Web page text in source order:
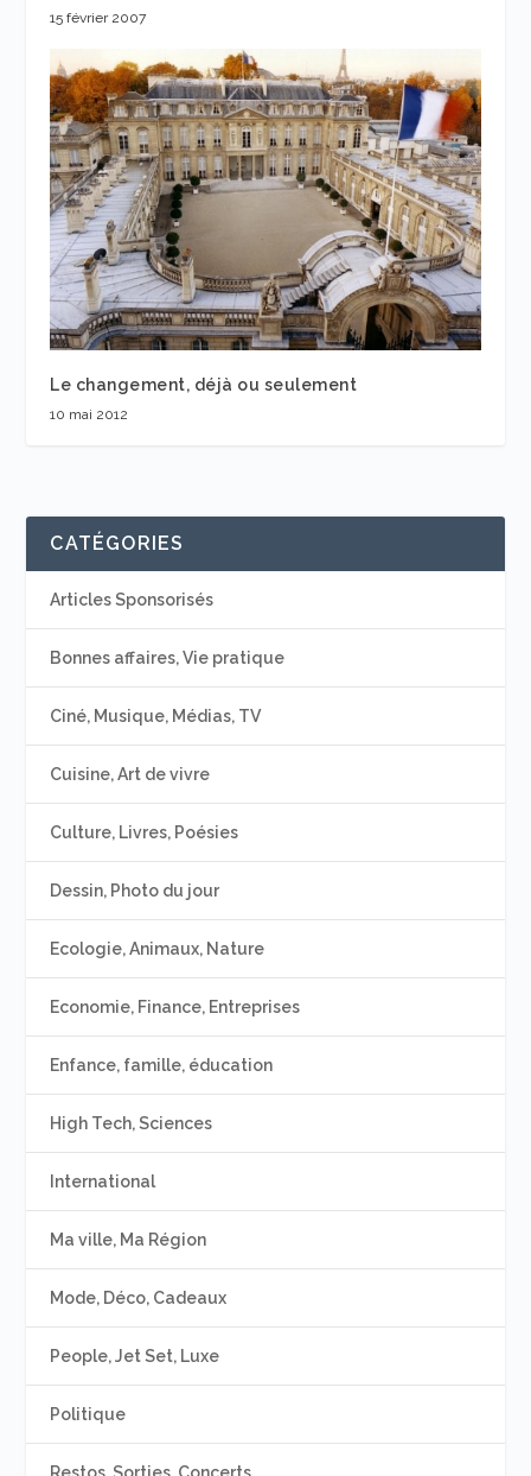
15 février 2007
Le changement, déjà ou seulement
10 mai 2012
CATÉGORIES
Articles Sponsorisés
Bonnes affaires, Vie pratique
Ciné, Musique, Médias, TV
Cuisine, Art de vivre
Culture, Livres, Poésies
Dessin, Photo du jour
Ecologie, Animaux, Nature
Economie, Finance, Entreprises
Enfance, famille, éducation
High Tech, Sciences
International
Ma ville, Ma Région
Mode, Déco, Cadeaux
People, Jet Set, Luxe
Politique